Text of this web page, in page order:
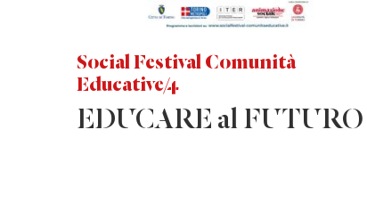
Social Festival Comunità
Educative/4
EDUCARE al FUTURO